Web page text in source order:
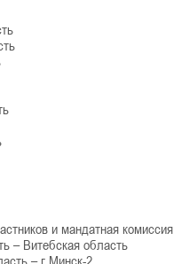
и мандатная комиссия
– Витебская область
– г.Минск-2